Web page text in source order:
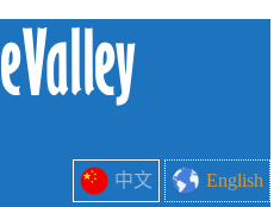
中文 English